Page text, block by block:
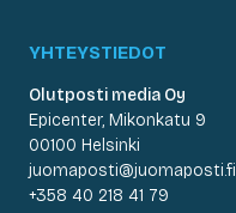
YHTEYSTIEDOT
Olutposti media Oy
Epicenter, Mikonkatu 9
00100 Helsinki
juomaposti@juomaposti.fi
+358 40 218 41 79